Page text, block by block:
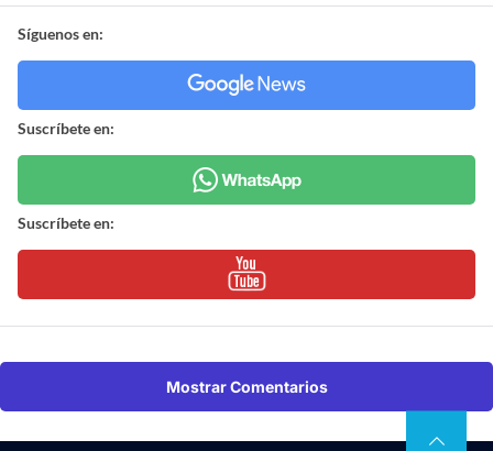
Síguenos en:
Suscríbete en:
Suscríbete en:
Mostrar Comentarios